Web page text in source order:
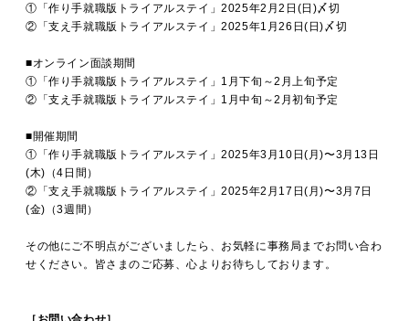
①「作り手就職版トライアルステイ」2025年2月2日(日)〆切
②「支え手就職版トライアルステイ」2025年1月26日(日)〆切
■オンライン面談期間
①「作り手就職版トライアルステイ」1月下旬～2月上旬予定
②「支え手就職版トライアルステイ」1月中旬～2月初旬予定
■開催期間
①「作り手就職版トライアルステイ」2025年3月10日(月)〜3月13日
(木)（4日間）
②「支え手就職版トライアルステイ」2025年2月17日(月)〜3月7日
(金)（3週間）
その他にご不明点がございましたら、お気軽に事務局までお問い合わ
せください。皆さまのご応募、心よりお待ちしております。